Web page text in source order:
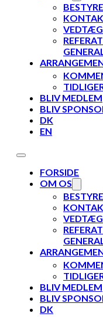
BLIV MEDLEM
BLIV
DK
EN
FORSIDE
OM OS
BLIV MEDLEM
BLIV
DK